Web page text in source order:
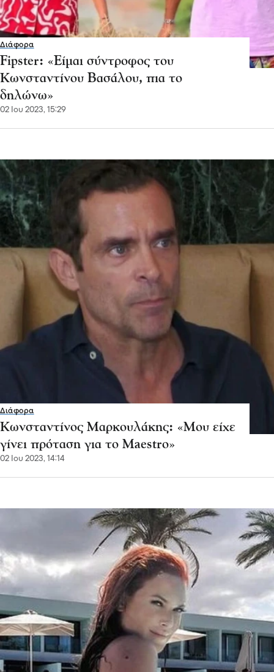
Διάφορα
Fipster: «Είμαι σύντροφος του
Κωνσταντίνου Βασάλου, πια το
δηλώνω»
02 Ιου 2023, 15:29
Διάφορα
Κωνσταντίνος Μαρκουλάκης: «Μου είχε
γίνει πρόταση για το Maestro»
02 Ιου 2023, 14:14